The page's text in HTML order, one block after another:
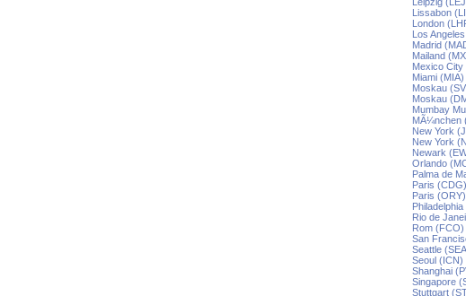
Lissabon
London
Los
Madrid
Mailand
Mexico
Miami
Moskau
Moskau
Mumbay
MÃ¼nchen
New York
New York
Newark
Orlando
Palma de
Paris
Paris
Rio de
Rom
San
Seattle
Seoul
Shanghai
Singapore
Stuttgart